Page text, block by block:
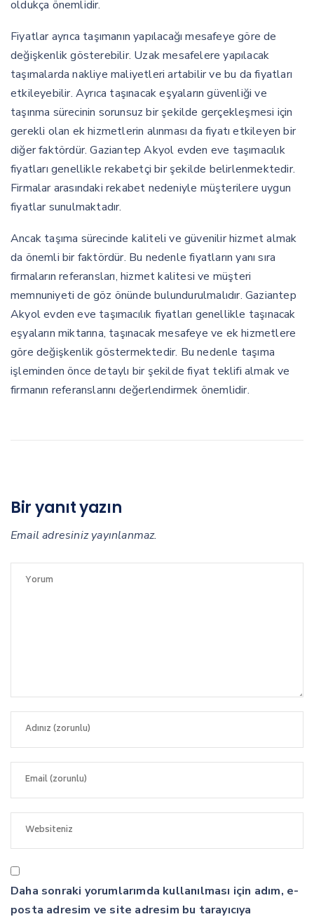
oldukça önemlidir.
Fiyatlar ayrıca taşımanın yapılacağı mesafeye göre de
değişkenlik gösterebilir. Uzak mesafelere yapılacak
taşımalarda nakliye maliyetleri artabilir ve bu da fiyatları
etkileyebilir. Ayrıca taşınacak eşyaların güvenliği ve
taşınma sürecinin sorunsuz bir şekilde gerçekleşmesi için
gerekli olan ek hizmetlerin alınması da fiyatı etkileyen bir
diğer faktördür. Gaziantep Akyol evden eve taşımacılık
fiyatları genellikle rekabetçi bir şekilde belirlenmektedir.
Firmalar arasındaki rekabet nedeniyle müşterilere uygun
fiyatlar sunulmaktadır.
Ancak taşıma sürecinde kaliteli ve güvenilir hizmet almak
da önemli bir faktördür. Bu nedenle fiyatların yanı sıra
firmaların referansları, hizmet kalitesi ve müşteri
memnuniyeti de göz önünde bulundurulmalıdır. Gaziantep
Akyol evden eve taşımacılık fiyatları genellikle taşınacak
eşyaların miktarına, taşınacak mesafeye ve ek hizmetlere
göre değişkenlik göstermektedir. Bu nedenle taşıma
işleminden önce detaylı bir şekilde fiyat teklifi almak ve
firmanın referanslarını değerlendirmek önemlidir.
Bir yanıt yazın
Email adresiniz yayınlanmaz.
Daha sonraki yorumlarımda kullanılması için adım, e-
posta adresim ve site adresim bu tarayıcıya